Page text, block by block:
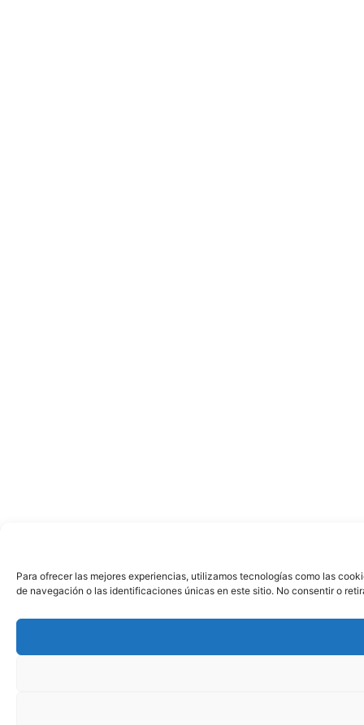
Para ofrecer las mejores experiencias, utilizamos tecnologías como las
de navegación o las identificaciones únicas en este sitio. No consentir o